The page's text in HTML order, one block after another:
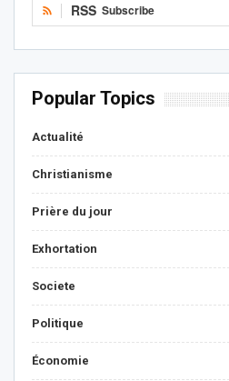
RSS Subscribe
Popular Topics
Actualité
Christianisme
Prière du jour
Exhortation
Societe
Politique
Économie